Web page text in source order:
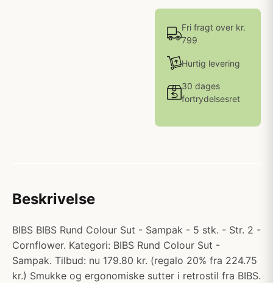
Fri fragt over kr.
799
Hurtig levering
30 dages
fortrydelsesret
Beskrivelse
BIBS BIBS Rund Colour Sut - Sampak - 5 stk. - Str. 2 -
Cornflower. Kategori: BIBS Rund Colour Sut -
Sampak. Tilbud: nu 179.80 kr. (regalo 20% fra 224.75
kr.) Smukke og ergonomiske sutter i retrostil fra BIBS.